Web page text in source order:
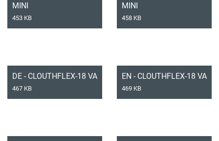
MINI
453 KB
MINI
458 KB
DE - CLOUTHFLEX-18 VA
467 KB
EN - CLOUTHFLEX-18 VA
469 KB